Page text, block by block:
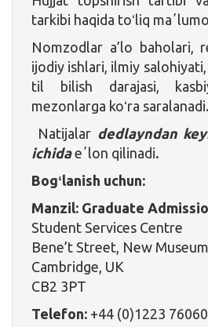
tarkibi haqida toʻliq
Nomzodlar a’lo baholari,
ijodiy ishlari, ilmiy salohiyati,
til bilish darajasi,
mezonlarga koʻra saralanadi.
Natijalar dedlayndan
ichida eʼlon qilinadi.
Bogʻlanish uchun:
Manzil: Graduate
Student Services Centre
Bene’t Street, New
Cambridge, UK
CB2 3PT
Telefon: +44 (0)1223